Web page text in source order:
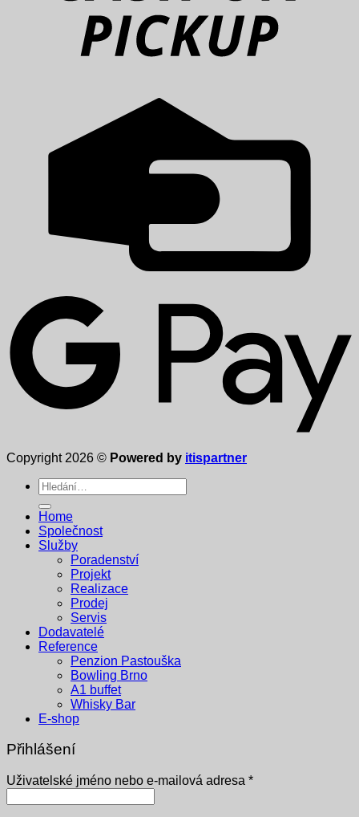
Copyright 2026 © Powered by itispartner
Hledat:
Home
Společnost
Služby
Poradenství
Projekt
Realizace
Prodej
Servis
Dodavatelé
Reference
Penzion Pastouška
Bowling Brno
A1 buffet
Whisky Bar
E-shop
Přihlášení
Uživatelské jméno nebo e-mailová adresa *Povinné